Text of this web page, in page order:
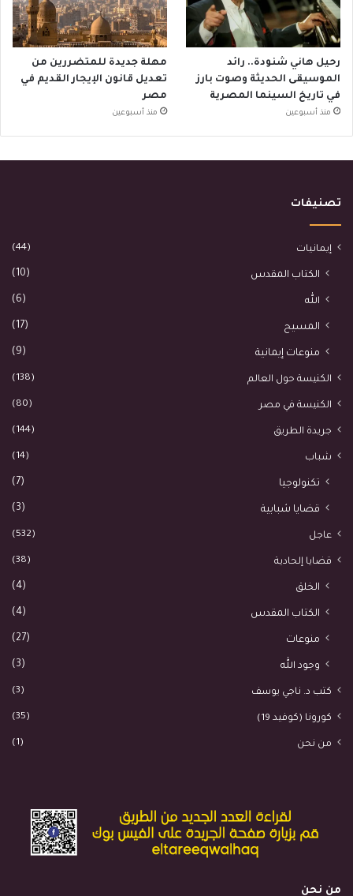
رحيل هاني شنودة.. رائد
الموسيقى الحديثة وصوت بارز
في تاريخ السينما المصرية
منذ أسبوعين
مهلة جديدة للمتضررين من
تعديل قانون الإيجار القديم في
مصر
منذ أسبوعين
تصنيفات
إيمانيات (44)
الكتاب المقدس (10)
الله (6)
المسيح (17)
منوعات إيمانية (9)
الكنيسة حول العالم (138)
الكنيسة في مصر (80)
جريدة الطريق (144)
شباب (14)
تكنولوجيا (7)
قضايا شبابية (3)
عاجل (532)
قضايا إلحادية (38)
الخلق (4)
الكتاب المقدس (4)
منوعات (27)
وجود الله (3)
كتب د. ناجي يوسف (3)
كورونا (كوفيد 19) (35)
من نحن (1)
من نحن